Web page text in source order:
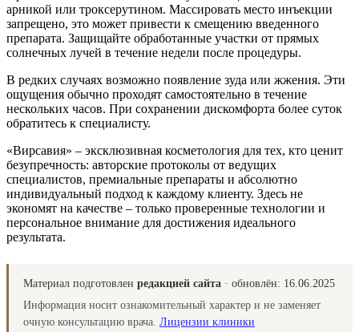
арникой или троксерутином. Массировать место инъекции
запрещено, это может привести к смещению введенного
препарата. Защищайте обработанные участки от прямых
солнечных лучей в течение недели после процедуры.
В редких случаях возможно появление зуда или жжения. Эти
ощущения обычно проходят самостоятельно в течение
нескольких часов. При сохранении дискомфорта более суток
обратитесь к специалисту.
«Вирсавия» – эксклюзивная косметология для тех, кто ценит
безупречность: авторские протоколы от ведущих
специалистов, премиальные препараты и абсолютно
индивидуальный подход к каждому клиенту. Здесь не
экономят на качестве – только проверенные технологии и
персональное внимание для достижения идеального
результата.
Материал подготовлен редакцией сайта · обновлён: 16.06.2025
Информация носит ознакомительный характер и не заменяет
очную консультацию врача. Лицензии клиники